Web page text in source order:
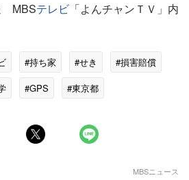
MBSテレビ 「よんチャンＴＶ」内
#持ち家 #せき
#損害賠償
#GPS #東京都
MBSニュース